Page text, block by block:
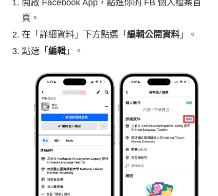
開啟 Facebook App，點進你的 FB 個人檔案首
頁。
在「詳細資料」下方點選「 編輯公開資料」。
點選「 編輯 」。